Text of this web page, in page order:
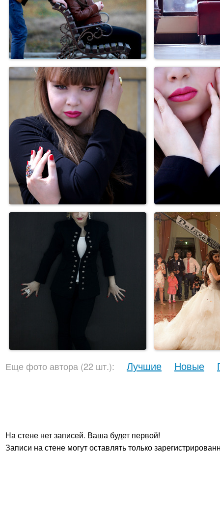
Еще фото автора (22 шт.): Лучшие Новые
На стене нет записей. Ваша будет первой!
Записи на стене могут оставлять только